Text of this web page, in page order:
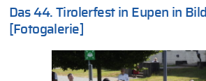
05.08.2026 - 18:31 von Der Patriot zu
Mehrere Menschen in Londons City
Wasserstand des Rheins in NRW so
Das 44. Tirolerfest in Eupen in
[Fotogalerie]